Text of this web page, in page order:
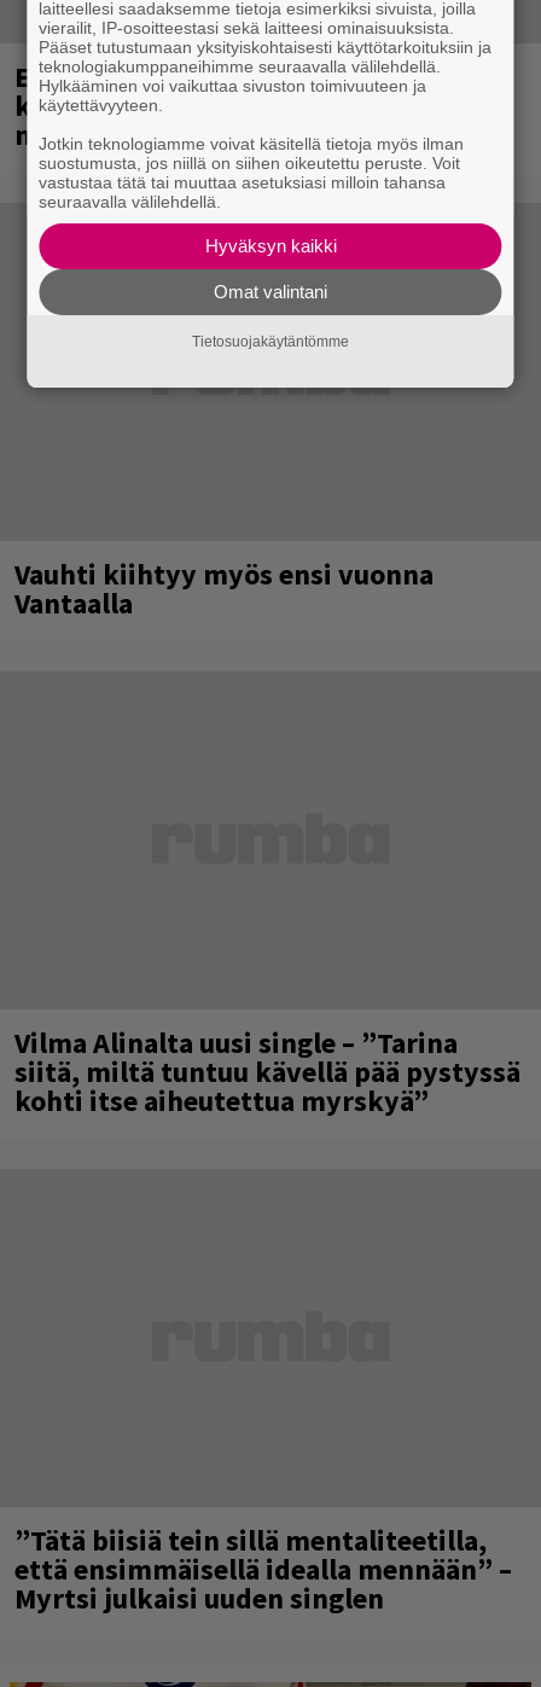
Eppu Normaali soitti viimeisen
konserttinsa koskaan – Yle Areenassa
nyt dokumentti bändistä
Vauhti kiihtyy myös ensi vuonna
Vantaalla
Vilma Alinalta uusi single – ”Tarina
siitä, miltä tuntuu kävellä pää pystyssä
kohti itse aiheutettua myrskyä”
”Tätä biisiä tein sillä mentaliteetilla,
että ensimmäisellä idealla mennään” –
Myrtsi julkaisi uuden singlen
laitteellesi saadaksemme tietoja esimerkiksi sivuista, joilla
vierailit, IP-osoitteestasi sekä laitteesi ominaisuuksista.
Pääset tutustumaan yksityiskohtaisesti käyttötarkoituksiin ja
teknologiakumppaneihimme seuraavalla välilehdellä.
Hylkääminen voi vaikuttaa sivuston toimivuuteen ja
käytettävyyteen.
Jotkin teknologiamme voivat käsitellä tietoja myös ilman
suostumusta, jos niillä on siihen oikeutettu peruste. Voit
vastustaa tätä tai muuttaa asetuksiasi milloin tahansa
seuraavalla välilehdellä.
Hyväksyn kaikki
Omat valintani
Tietosuojakäytäntömme